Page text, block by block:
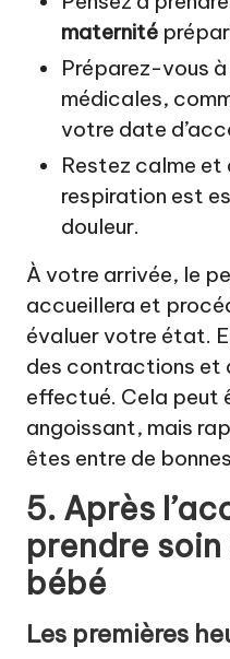
maternité
Préparez-vous
médicales,
votre date
Restez calme et
respiration est
douleur.
À votre arrivée, le
accueillera et
évaluer votre état.
des contractions et
effectué. Cela peut
angoissant, mais
êtes entre de
5. Après
prendre
bébé
Les premières